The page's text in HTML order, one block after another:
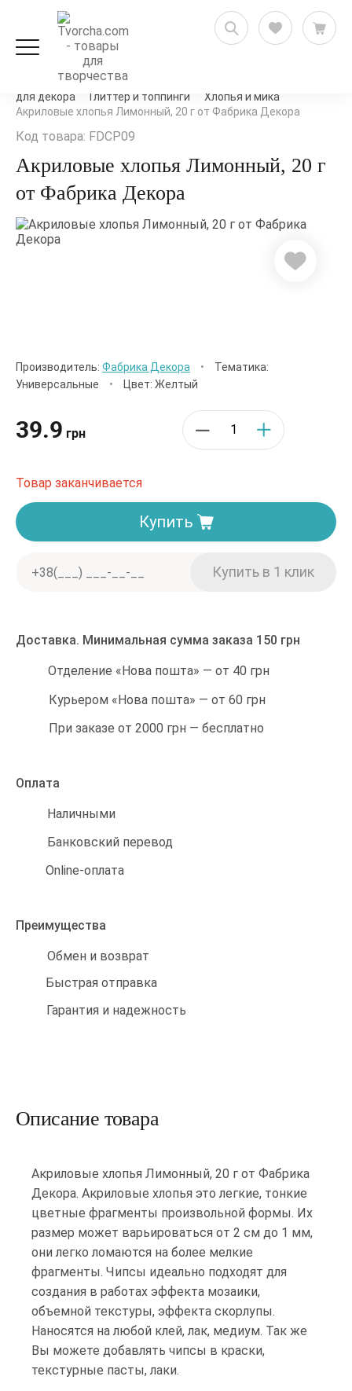
Декорирование и декупаж
для декора
Глиттер и топпинги
Хлопья и мика
Акриловые хлопья Лимонный, 20 г от Фабрика Декора
Код товара: FDCP09
Акриловые хлопья Лимонный, 20 г
от Фабрика Декора
Производитель: Фабрика Декора •
Тематика:
Универсальные
• Цвет: Желтый
39.9 грн
Товар заканчивается
Купить
Доставка. Минимальная сумма заказа 150 грн
Отделение «Нова пошта» — от 40 грн
Курьером «Нова пошта» — от 60 грн
При заказе от 2000 грн — бесплатно
Оплата
Наличными
Банковский перевод
Online-оплата
Преимущества
Обмен и возврат
Быстрая отправка
Гарантия и надежность
Описание товара
Акриловые хлопья Лимонный, 20 г от Фабрика
Декора. Акриловые хлопья это легкие, тонкие
цветные фрагменты произвольной формы. Их
размер может варьироваться от 2 см до 1 мм,
они легко ломаются на более мелкие
фрагменты. Чипсы идеально подходят для
создания в работах эффекта мозаики,
объемной текстуры, эффекта скорлупы.
Наносятся на любой клей, лак, медиум. Так же
Вы можете добавлять чипсы в краски,
текстурные пасты, лаки.